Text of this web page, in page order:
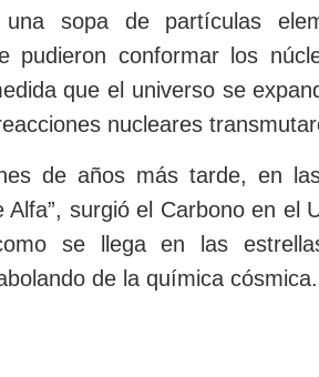
sopa de partículas
pudieron conformar los
que el universo se
nucleares
de años más tarde, en
Alfa”, surgió el Carbono en el
se llega en las
de la química cósmica.